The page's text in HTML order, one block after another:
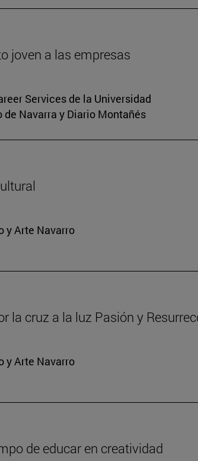
joven a las empresas
Services de la Universidad
Navarra y Diario Montañés
y Arte Navarro
la cruz a la luz Pasión y
y Arte Navarro
de educar en creatividad